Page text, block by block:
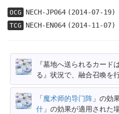
OCG NECH-JP064(2014-07-19)
TCG NECH-EN064(2014-11-07)
『墓地へ送られるカード
る』状況で、融合召喚を
「魔术师的导门阵 」の効
什 」の効果が適用された